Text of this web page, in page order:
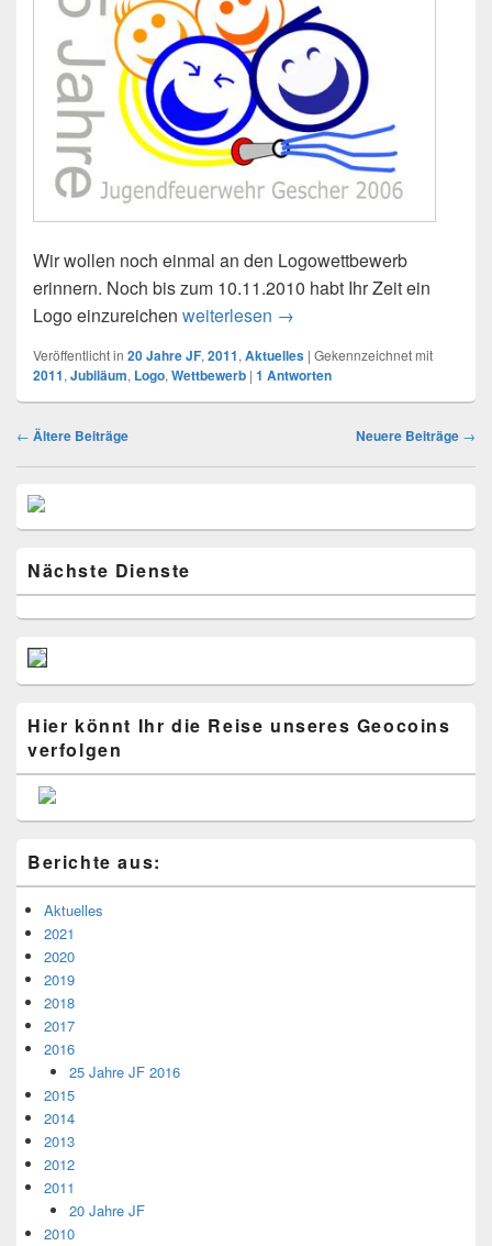
Wir wollen noch einmal an den Logowettbewerb
erinnern. Noch bis zum 10.11.2010 habt Ihr Zeit ein
Logo einzureichen weiterlesen Logowettbewerb läuft
→
Veröffentlicht in 20 Jahre JF, 2011, Aktuelles | Gekennzeichnet mit
2011, Jubiläum, Logo, Wettbewerb | 1 Antworten
Beitragsnavigation
← Ältere Beiträge Neuere Beiträge →
Primärer
Seitenleisten
Widget-
Nächste Dienste
Hier könnt Ihr die Reise unseres Geocoins
verfolgen
Berichte aus:
Aktuelles
2021
2020
2019
2018
2017
2016
25 Jahre JF 2016
2015
2014
2013
2012
2011
20 Jahre JF
2010